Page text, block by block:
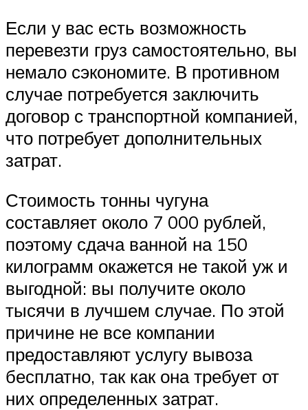
Если у вас есть возможность
перевезти груз самостоятельно, вы
немало сэкономите. В противном
случае потребуется заключить
договор с транспортной компанией,
что потребует дополнительных
затрат.
Стоимость тонны чугуна
составляет около 7 000 рублей,
поэтому сдача ванной на 150
килограмм окажется не такой уж и
выгодной: вы получите около
тысячи в лучшем случае. По этой
причине не все компании
предоставляют услугу вывоза
бесплатно, так как она требует от
них определенных затрат.